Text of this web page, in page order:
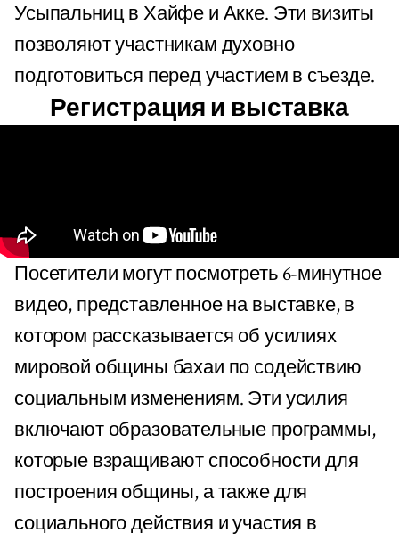
Усыпальниц в Хайфе и Акке. Эти визиты
позволяют участникам духовно
подготовиться перед участием в съезде.
Регистрация и выставка
Посетители могут посмотреть 6-минутное
видео, представленное на выставке, в
котором рассказывается об усилиях
мировой общины бахаи по содействию
социальным изменениям. Эти усилия
включают образовательные программы,
которые взращивают способности для
построения общины, а также для
социального действия и участия в